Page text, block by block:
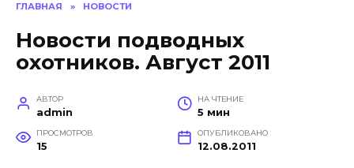
ГЛАВНАЯ » НОВОСТИ
Новости подводных
охотников. Август 2011
АВТОР
admin
НА ЧТЕНИЕ
5 мин
ПРОСМОТРОВ
15
ОПУБЛИКОВАНО
12.08.2011